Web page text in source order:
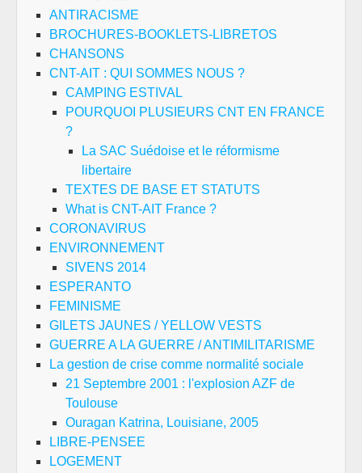
ANTIRACISME
BROCHURES-BOOKLETS-LIBRETOS
CHANSONS
CNT-AIT : QUI SOMMES NOUS ?
CAMPING ESTIVAL
POURQUOI PLUSIEURS CNT EN FRANCE
?
La SAC Suédoise et le réformisme
libertaire
TEXTES DE BASE ET STATUTS
What is CNT-AIT France ?
CORONAVIRUS
ENVIRONNEMENT
SIVENS 2014
ESPERANTO
FEMINISME
GILETS JAUNES / YELLOW VESTS
GUERRE A LA GUERRE / ANTIMILITARISME
La gestion de crise comme normalité sociale
21 Septembre 2001 : l'explosion AZF de
Toulouse
Ouragan Katrina, Louisiane, 2005
LIBRE-PENSEE
LOGEMENT